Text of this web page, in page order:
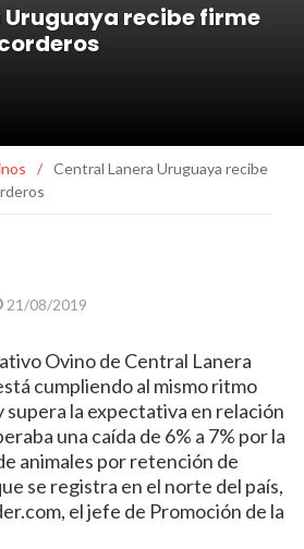
recibe firme
/ Central Lanera Uruguaya recibe
21/08/2019
Ovino de Central Lanera
cumpliendo al mismo ritmo
supera la expectativa en relación
una caída de 6% a 7% por la
animales por retención de
se registra en el norte del país,
el jefe de Promoción de la